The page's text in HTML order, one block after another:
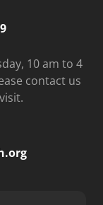
10 am to 4
contact us